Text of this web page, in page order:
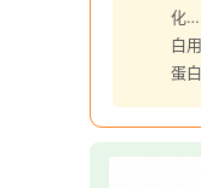
化
白
蛋白